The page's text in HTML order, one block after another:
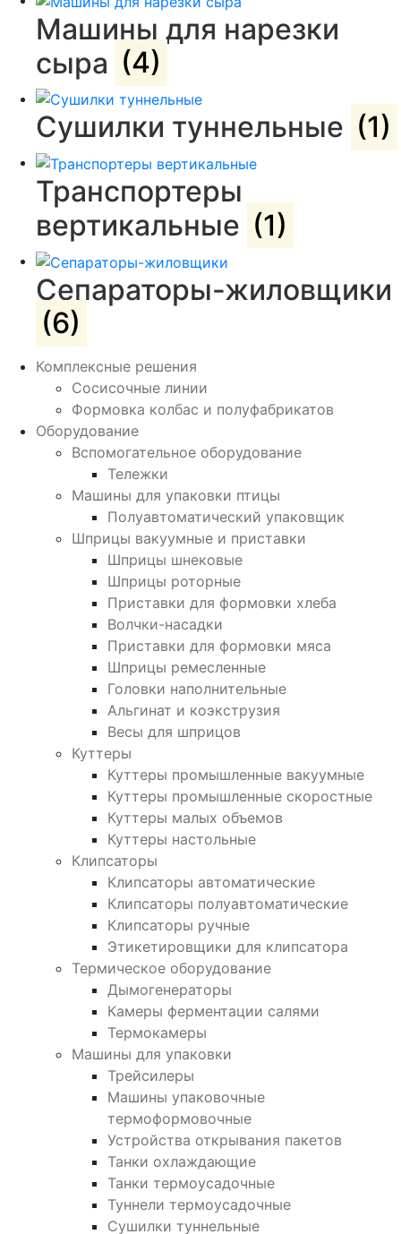
Машины для нарезки
сыра (4)
Сушилки туннельные (1)
Транспортеры
вертикальные (1)
Сепараторы-жиловщики
(6)
Комплексные решения
Сосисочные линии
Формовка колбас и полуфабрикатов
Оборудование
Вспомогательное оборудование
Тележки
Машины для упаковки птицы
Полуавтоматический упаковщик
Шприцы вакуумные и приставки
Шприцы шнековые
Шприцы роторные
Приставки для формовки хлеба
Волчки-насадки
Приставки для формовки мяса
Шприцы ремесленные
Головки наполнительные
Альгинат и коэкструзия
Весы для шприцов
Куттеры
Куттеры промышленные вакуумные
Куттеры промышленные скоростные
Куттеры малых объемов
Куттеры настольные
Клипсаторы
Клипсаторы автоматические
Клипсаторы полуавтоматические
Клипсаторы ручные
Этикетировщики для клипсатора
Термическое оборудование
Дымогенераторы
Камеры ферментации салями
Термокамеры
Машины для упаковки
Трейсилеры
Машины упаковочные
термоформовочные
Устройства открывания пакетов
Танки охлаждающие
Танки термоусадочные
Туннели термоусадочные
Сушилки туннельные